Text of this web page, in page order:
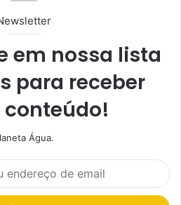
em nossa lista
para receber
conteúdo!
Água.